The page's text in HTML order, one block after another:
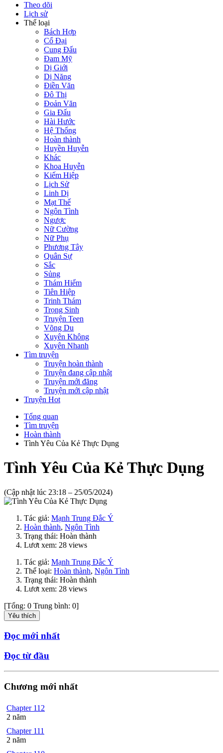
Theo dõi
Lịch sử
Thể loại
Bách Hợp
Cổ Đại
Cung Đấu
Đam Mỹ
Dị Giới
Dị Năng
Điền Văn
Đô Thị
Đoản Văn
Gia Đấu
Hài Hước
Hệ Thống
Hoàn thành
Huyền Huyễn
Khác
Khoa Huyễn
Kiếm Hiệp
Lịch Sử
Linh Dị
Mạt Thế
Ngôn Tình
Ngược
Nữ Cường
Nữ Phụ
Phương Tây
Quân Sự
Sắc
Sủng
Thám Hiểm
Tiên Hiệp
Trinh Thám
Trọng Sinh
Truyện Teen
Võng Du
Xuyên Không
Xuyên Nhanh
Tìm truyện
Truyện hoàn thành
Truyện đang cập nhật
Truyện mới đăng
Truyện mới cập nhật
Truyện Hot
Tổng quan
Tìm truyện
Hoàn thành
Tình Yêu Của Kẻ Thực Dụng
Tình Yêu Của Kẻ Thực Dụng
(Cập nhật lúc 23:18 – 25/05/2024)
Tác giả: Mạnh Trung Đắc Ý
Hoàn thành, Ngôn Tình
Trạng thái: Hoàn thành
Lươt xem: 28 views
Tác giả: Mạnh Trung Đắc Ý
Thể loại: Hoàn thành, Ngôn Tình
Trạng thái: Hoàn thành
Lươt xem: 28 views
[Tổng: 0 Trung bình: 0]
Yêu thích
Đọc mới nhất
Đọc từ đầu
Chương mới nhất
Chapter 112
2 năm
Chapter 111
2 năm